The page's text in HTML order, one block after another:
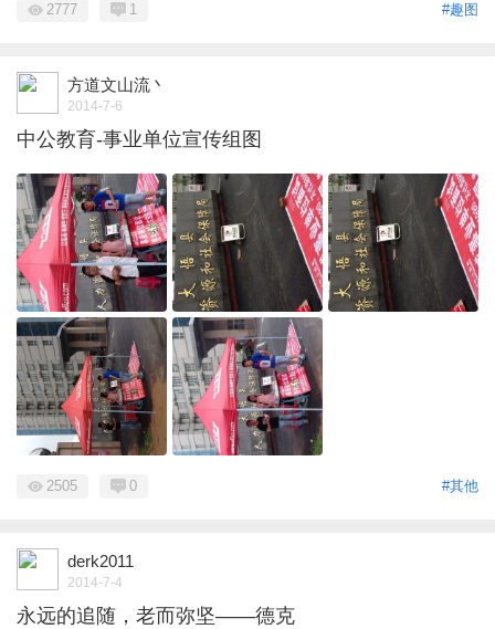
#趣图
2777 1
方道文山流丶
2014-7-6
中公教育-事业单位宣传组图
#其他
2505 0
derk2011
2014-7-4
永远的追随，老而弥坚——德克